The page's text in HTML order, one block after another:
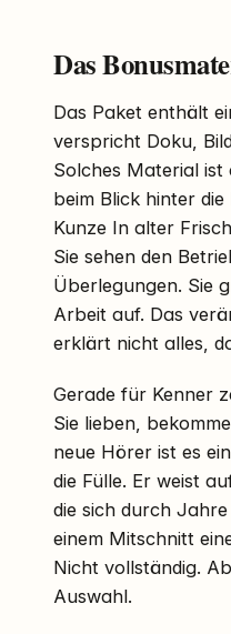
Das
Das Paket enthält
verspricht Doku,
Solches Material ist
beim Blick hinter
Kunze In alter
Sie sehen den
Überlegungen. Sie
Arbeit auf. Das
erklärt nicht alles,
Gerade für Kenner
Sie lieben,
neue Hörer ist es
die Fülle. Er weist
die sich durch
einem Mitschnitt
Nicht vollständig.
Auswahl.